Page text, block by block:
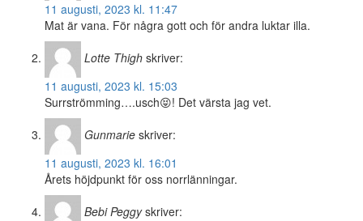
11 augusti, 2023 kl. 11:47
Mat är vana. För några gott och för andra luktar illa.
Lotte Thigh skriver:
11 augusti, 2023 kl. 15:03
Surrströmming….usch😝! Det värsta jag vet.
Gunmarie skriver:
11 augusti, 2023 kl. 16:01
Årets höjdpunkt för oss norrlänningar.
Bebi Peggy skriver: